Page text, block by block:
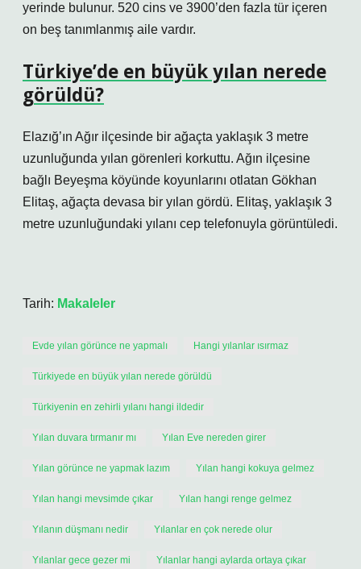
yerinde bulunur. 520 cins ve 3900’den fazla tür içeren
on beş tanımlanmış aile vardır.
Türkiye’de en büyük yılan nerede
görüldü?
Elazığ’ın Ağır ilçesinde bir ağaçta yaklaşık 3 metre
uzunluğunda yılan görenleri korkuttu. Ağın ilçesine
bağlı Beyeşma köyünde koyunlarını otlatan Gökhan
Elitaş, ağaçta devasa bir yılan gördü. Elitaş, yaklaşık 3
metre uzunluğundaki yılanı cep telefonuyla görüntüledi.
Tarih: Makaleler
Evde yılan görünce ne yapmalı Hangi yılanlar ısırmaz
Türkiyede en büyük yılan nerede görüldü
Türkiyenin en zehirli yılanı hangi ildedir
Yılan duvara tırmanır mı Yılan Eve nereden girer
Yılan görünce ne yapmak lazım Yılan hangi kokuya gelmez
Yılan hangi mevsimde çıkar Yılan hangi renge gelmez
Yılanın düşmanı nedir Yılanlar en çok nerede olur
Yılanlar gece gezer mi Yılanlar hangi aylarda ortaya çıkar